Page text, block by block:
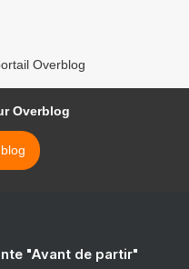
Overblog
Overblog
"Avant de partir"